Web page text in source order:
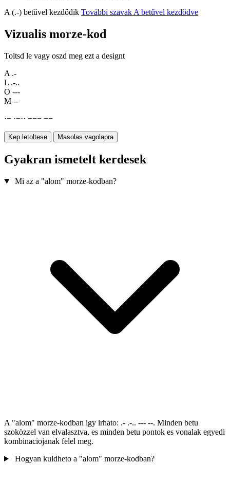
A (.-) betűvel kezdődik További szavak A betűvel kezdődve
Vizualis morze-kod
Toltsd le vagy oszd meg ezt a designt
A .-
L .-..
O ---
M --
·− ·−·· −−− −−
Kep letoltese Masolas vagolapra
Gyakran ismetelt kerdesek
Mi az a "alom" morze-kodban?
A "alom" morze-kodban igy irhato: .- .-.. --- --. Minden betu
szoközzel van elvalasztva, es minden betu pontok es vonalak egyedi
kombinaciojanak felel meg.
Hogyan kuldheto a "alom" morze-kodban?